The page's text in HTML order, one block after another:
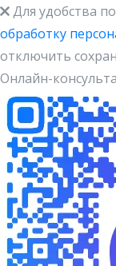
Для удобства
обработку
отключить
Онлайн-